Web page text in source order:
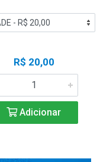
R$ 20,00
Adicionar